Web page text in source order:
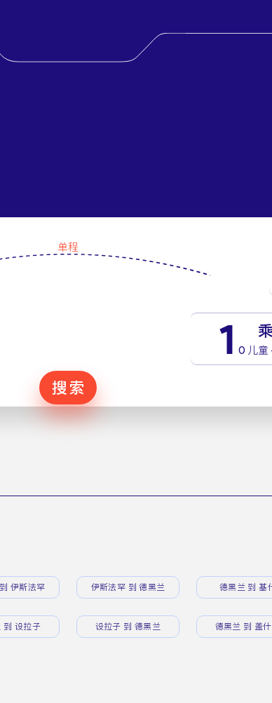
单程
1 0 儿童
搜索
伊斯法罕 伊斯法罕 到 德黑兰 德黑兰 到 基
到 设拉子 设拉子 到 德黑兰 德黑兰 到 盖